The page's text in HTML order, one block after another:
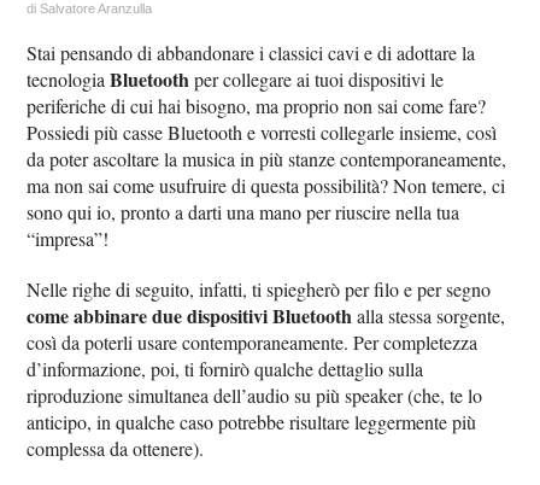
diSalvatore Aranzulla
Stai pensando di abbandonare i classici cavi e di adottare la
tecnologiaBluetoothper collegare ai tuoi dispositivi le
periferiche di cui hai bisogno, ma proprio non sai come fare?
Possiedi più casse Bluetooth e vorresti collegarle insieme, così
da poter ascoltare la musica in più stanze contemporaneamente,
ma non sai come usufruire di questa possibilità? Non temere, ci
sono qui io, pronto a darti una mano per riuscire nella tua
“impresa”!
Nelle righe di seguito, infatti, ti spiegherò per filo e per segno
come abbinare due dispositivi Bluetoothalla stessa sorgente,
così da poterli usare contemporaneamente. Per completezza
d’informazione, poi, ti fornirò qualche dettaglio sulla
riproduzione simultanea dell’audio su più speaker (che, te lo
anticipo, in qualche caso potrebbe risultare leggermente più
complessa da ottenere).